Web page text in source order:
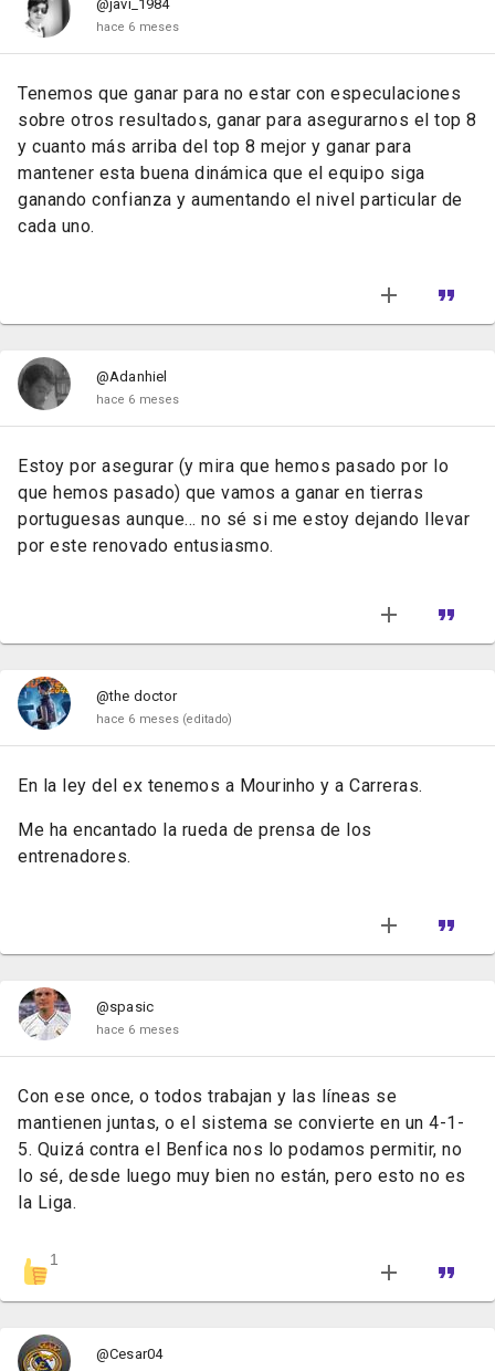
@javi_1984
hace 6 meses
Tenemos que ganar para no estar con especulaciones
sobre otros resultados, ganar para asegurarnos el top 8
y cuanto más arriba del top 8 mejor y ganar para
mantener esta buena dinámica que el equipo siga
ganando confianza y aumentando el nivel particular de
cada uno.
@Adanhiel
hace 6 meses
Estoy por asegurar (y mira que hemos pasado por lo
que hemos pasado) que vamos a ganar en tierras
portuguesas aunque... no sé si me estoy dejando llevar
por este renovado entusiasmo.
@the doctor
hace 6 meses (editado)
En la ley del ex tenemos a Mourinho y a Carreras.
Me ha encantado la rueda de prensa de los
entrenadores.
@spasic
hace 6 meses
Con ese once, o todos trabajan y las líneas se
mantienen juntas, o el sistema se convierte en un 4-1-
5. Quizá contra el Benfica nos lo podamos permitir, no
lo sé, desde luego muy bien no están, pero esto no es
la Liga.
1
@Cesar04